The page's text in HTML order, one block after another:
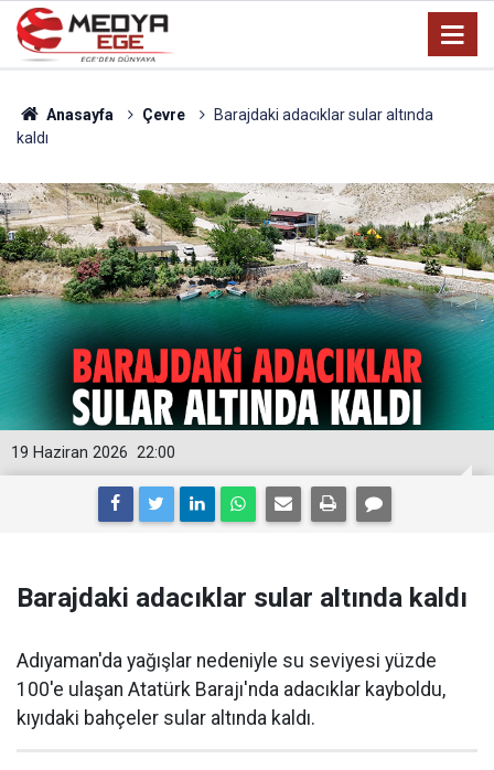
Anasayfa Çevre
Barajdaki adacıklar sular altında
kaldı
22:00
19 Haziran 2026
Barajdaki adacıklar sular altında kaldı
Adıyaman'da yağışlar nedeniyle su seviyesi yüzde
100'e ulaşan Atatürk Barajı'nda adacıklar kayboldu,
kıyıdaki bahçeler sular altında kaldı.